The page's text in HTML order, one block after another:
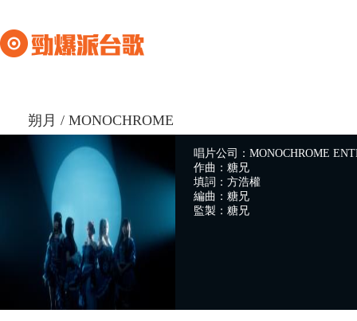
朔月 / MONOCHROME
唱片公司：MONOCHROME
作曲：糖兄
填詞：方浩權
編曲：糖兄
監製：糖兄